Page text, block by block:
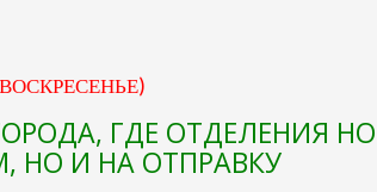
ГДЕ ОТДЕЛЕНИЯ
НО И НА ОТПРАВКУ